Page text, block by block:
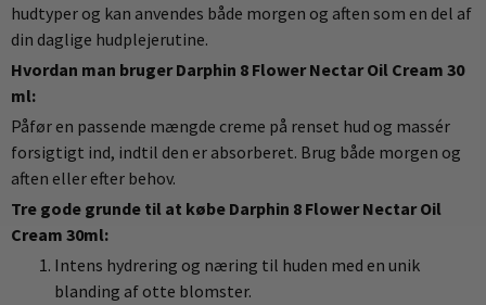
hudtyper og kan anvendes både morgen og aften som en del af
din daglige hudplejerutine.
Hvordan man bruger Darphin 8 Flower Nectar Oil Cream 30
ml:
Påfør en passende mængde creme på renset hud og massér
forsigtigt ind, indtil den er absorberet. Brug både morgen og
aften eller efter behov.
Tre gode grunde til at købe Darphin 8 Flower Nectar Oil
Cream 30ml:
Intens hydrering og næring til huden med en unik
blanding af otte blomster.